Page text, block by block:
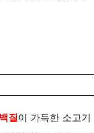
질이 가득한 소고기